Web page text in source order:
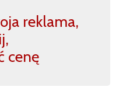
reklama,
cenę